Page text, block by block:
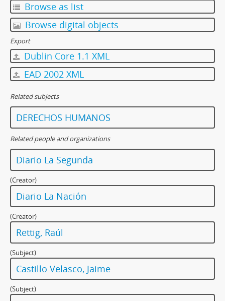
Browse as list
Browse digital objects
Export
Dublin Core 1.1 XML
EAD 2002 XML
Related subjects
DERECHOS HUMANOS
Related people and organizations
Diario La Segunda
(Creator)
Diario La Nación
(Creator)
Rettig, Raúl
(Subject)
Castillo Velasco, Jaime
(Subject)